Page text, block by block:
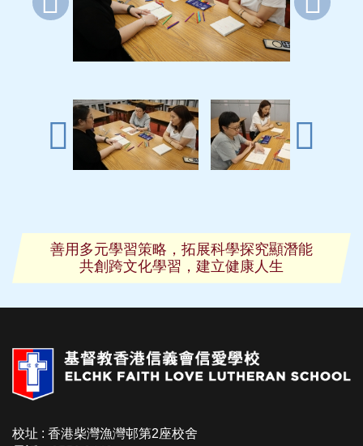
善用多元學習策略，拓展科學探究顯潛能
共創跨文化學習，建立健康人生
校址 : 香港柴灣漁灣邨第2座校舍